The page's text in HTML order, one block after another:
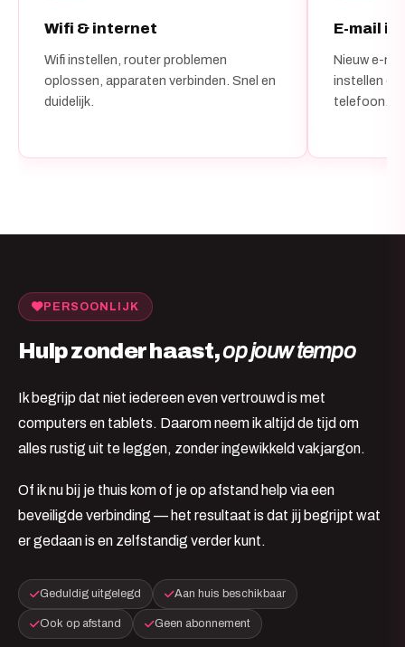
Wifi & internet
Wifi instellen, router problemen
oplossen, apparaten verbinden. Snel en
duidelijk.
E-mail
Nieuw e-
instellen
telefoon.
PERSOONLIJK
Hulp zonder haast,op jouw tempo
Ik begrijp dat niet iedereen even vertrouwd is met
computers en tablets. Daarom neem ik altijd de tijd om
alles rustig uit te leggen, zonder ingewikkeld vakjargon.
Of ik nu bij je thuis kom of je op afstand help via een
beveiligde verbinding — het resultaat is dat jij begrijpt wat
er gedaan is en zelfstandig verder kunt.
Geduldig uitgelegd Aan huis beschikbaar
Ook op afstand Geen abonnement